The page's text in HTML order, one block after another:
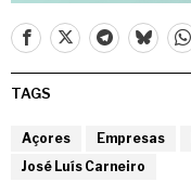
TAGS
Açores Empresas
José Luís Carneiro